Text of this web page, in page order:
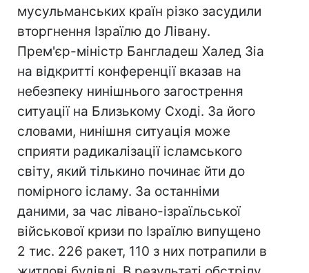
мусульманських країн різко засудили
вторгнення Ізраїлю до Лівану.
Прем'єр-міністр Бангладеш Халед Зіа
на відкритті конференції вказав на
небезпеку нинішнього загострення
ситуації на Близькому Сході. За його
словами, нинішня ситуація може
сприяти радикалізації ісламського
світу, який тількино починає йти до
помірного ісламу. За останніми
даними, за час лівано-ізраїльської
військової кризи по Ізраїлю випущено
2 тис. 226 ракет, 110 з них потрапили в